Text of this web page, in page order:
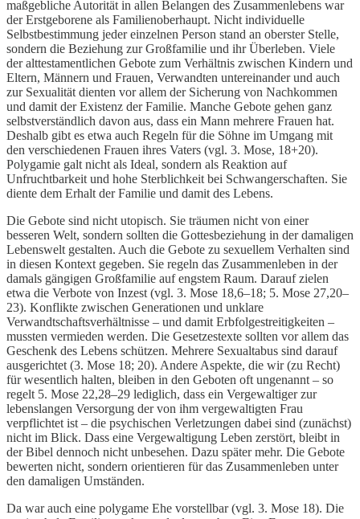
maßgebliche Autorität in allen Belangen des Zusammenlebens war
der Erstgeborene als Familienoberhaupt. Nicht individuelle
Selbstbestimmung jeder einzelnen Person stand an oberster Stelle,
sondern die Beziehung zur Großfamilie und ihr Überleben. Viele
der alttestamentlichen Gebote zum Verhältnis zwischen Kindern und
Eltern, Männern und Frauen, Verwandten untereinander und auch
zur Sexualität dienten vor allem der Sicherung von Nachkommen
und damit der Existenz der Familie. Manche Gebote gehen ganz
selbstverständlich davon aus, dass ein Mann mehrere Frauen hat.
Deshalb gibt es etwa auch Regeln für die Söhne im Umgang mit
den verschiedenen Frauen ihres Vaters (vgl. 3. Mose, 18+20).
Polygamie galt nicht als Ideal, sondern als Reaktion auf
Unfruchtbarkeit und hohe Sterblichkeit bei Schwangerschaften. Sie
diente dem Erhalt der Familie und damit des Lebens.
Die Gebote sind nicht utopisch. Sie träumen nicht von einer
besseren Welt, sondern sollten die Gottesbeziehung in der damaligen
Lebenswelt gestalten. Auch die Gebote zu sexuellem Verhalten sind
in diesen Kontext gegeben. Sie regeln das Zusammenleben in der
damals gängigen Großfamilie auf engstem Raum. Darauf zielen
etwa die Verbote von Inzest (vgl. 3. Mose 18,6–18; 5. Mose 27,20–
23). Konflikte zwischen Generationen und unklare
Verwandtschaftsverhältnisse – und damit Erbfolgestreitigkeiten –
mussten vermieden werden. Die Gesetzestexte sollten vor allem das
Geschenk des Lebens schützen. Mehrere Sexualtabus sind darauf
ausgerichtet (3. Mose 18; 20). Andere Aspekte, die wir (zu Recht)
für wesentlich halten, bleiben in den Geboten oft ungenannt – so
regelt 5. Mose 22,28–29 lediglich, dass ein Vergewaltiger zur
lebenslangen Versorgung der von ihm vergewaltigten Frau
verpflichtet ist – die psychischen Verletzungen dabei sind (zunächst)
nicht im Blick. Dass eine Vergewaltigung Leben zerstört, bleibt in
der Bibel dennoch nicht unbesehen. Dazu später mehr. Die Gebote
bewerten nicht, sondern orientieren für das Zusammenleben unter
den damaligen Umständen.
Da war auch eine polygame Ehe vorstellbar (vgl. 3. Mose 18). Die